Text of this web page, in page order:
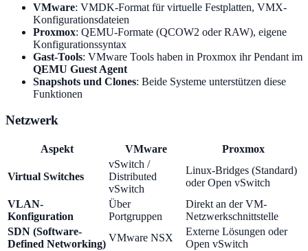
VMware: VMDK-Format für virtuelle Festplatten, VMX-
Konfigurationsdateien
Proxmox: QEMU-Formate (QCOW2 oder RAW), eigene
Konfigurationssyntax
Gast-Tools: VMware Tools haben in Proxmox ihr Pendant im
QEMU Guest Agent
Snapshots und Clones: Beide Systeme unterstützen diese
Funktionen
Netzwerk
Aspekt VMware Proxmox
Virtual Switches
vSwitch /
Distributed
vSwitch
Linux-Bridges (Standard)
oder Open vSwitch
VLAN-
Konfiguration
Über
Portgruppen
Direkt an der VM-
Netzwerkschnittstelle
SDN (Software-
Defined Networking)
VMware NSX
Externe Lösungen oder
Open vSwitch